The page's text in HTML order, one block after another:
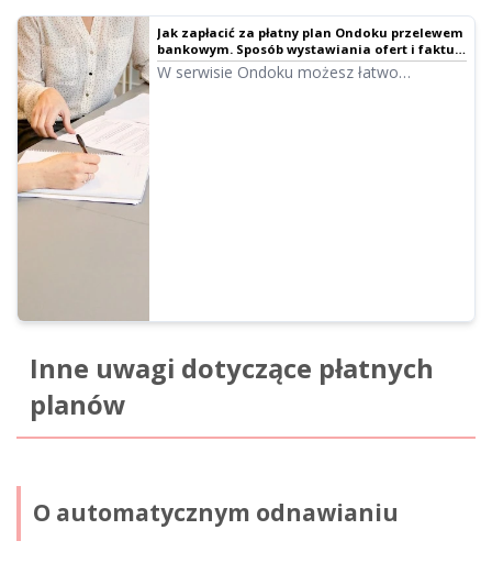
Jak zapłacić za płatny plan Ondoku przelewem
bankowym. Sposób wystawiania ofert i faktur.
O pokwitowaniach | Oprogramowanie do
czytania tekstu Ondoku
W serwisie Ondoku możesz łatwo
Inne uwagi dotyczące płatnych
planów
O automatycznym odnawianiu